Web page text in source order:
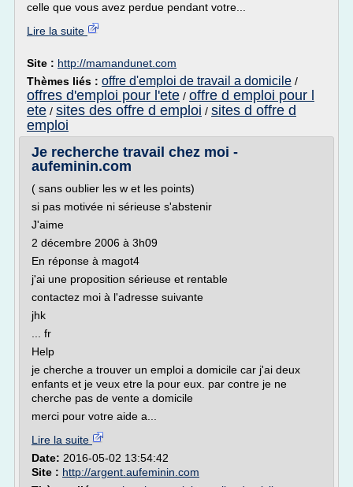
celle que vous avez perdue pendant votre...
Lire la suite
Site : http://mamandunet.com
Thèmes liés : offre d'emploi de travail a domicile /
offres d'emploi pour l'ete / offre d emploi pour l
ete / sites des offre d emploi / sites d offre d
emploi
Je recherche travail chez moi -
aufeminin.com
( sans oublier les w et les points)
si pas motivée ni sérieuse s'abstenir
J'aime
2 décembre 2006 à 3h09
En réponse à magot4
j'ai une proposition sérieuse et rentable
contactez moi à l'adresse suivante
jhk
... fr
Help
je cherche a trouver un emploi a domicile car j'ai deux
enfants et je veux etre la pour eux. par contre je ne
cherche pas de vente a domicile
merci pour votre aide a...
Lire la suite
Date: 2016-05-02 13:54:42
Site : http://argent.aufeminin.com